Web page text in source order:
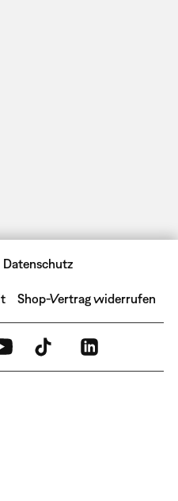
Datenschutz
Shop-Vertrag widerrufen